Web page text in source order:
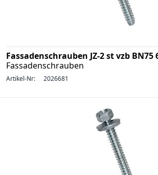
Fassadenschrauben JZ-2 st vzb BN75
Fassadenschrauben
Artikel-Nr: 2026681